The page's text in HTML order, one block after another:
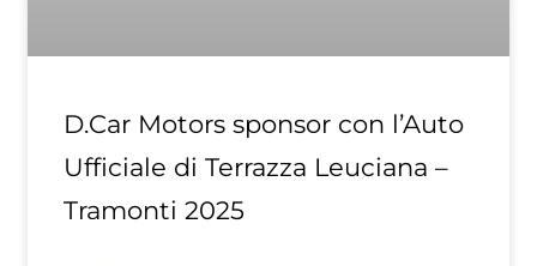
D.Car Motors sponsor con l’Auto
Ufficiale di Terrazza Leuciana –
Tramonti 2025